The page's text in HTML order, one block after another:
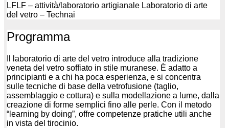
LFLF – attività/laboratorio artigianale Laboratorio di arte
del vetro – Technai
Programma
Il laboratorio di arte del vetro introduce alla tradizione
veneta del vetro soffiato in stile muranese. È adatto a
principianti e a chi ha poca esperienza, e si concentra
sulle tecniche di base della vetrofusione (taglio,
assemblaggio e cottura) e sulla modellazione a lume, dalla
creazione di forme semplici fino alle perle. Con il metodo
“learning by doing”, offre competenze pratiche utili anche
in vista del tirocinio.